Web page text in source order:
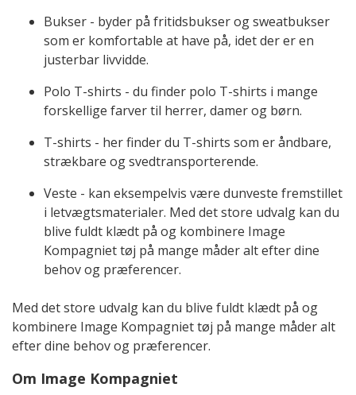
Bukser - byder på fritidsbukser og sweatbukser
som er komfortable at have på, idet der er en
justerbar livvidde.
Polo T-shirts - du finder polo T-shirts i mange
forskellige farver til herrer, damer og børn.
T-shirts - her finder du T-shirts som er åndbare,
strækbare og svedtransporterende.
Veste - kan eksempelvis være dunveste fremstillet
i letvægtsmaterialer. Med det store udvalg kan du
blive fuldt klædt på og kombinere Image
Kompagniet tøj på mange måder alt efter dine
behov og præferencer.
Med det store udvalg kan du blive fuldt klædt på og
kombinere Image Kompagniet tøj på mange måder alt
efter dine behov og præferencer.
Om Image Kompagniet